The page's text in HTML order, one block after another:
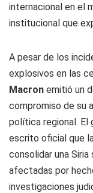
internacional en el
institucional que
A pesar de los
explosivos en las
Macron emitió un
compromiso de su
política regional. El
escrito oficial que
consolidar una Siria
afectadas por
investigaciones